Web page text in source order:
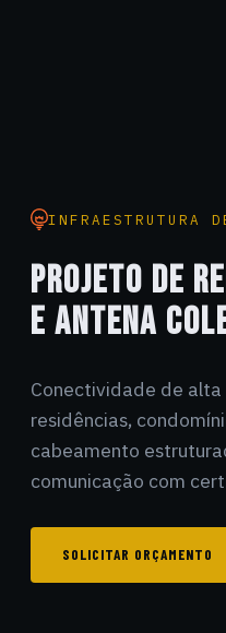
INFRAESTRUTURA
PROJETO DE
E ANTENA
Conectividade de
residências,
cabeamento
comunicação com
SOLICITAR ORÇAMENTO